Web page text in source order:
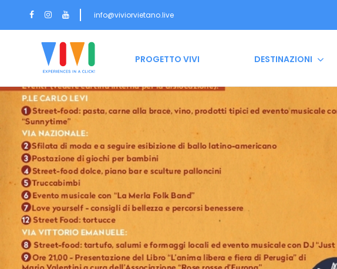
info@viviorvietano.live
HOME PROGETTO VIVI DESTINAZIONI